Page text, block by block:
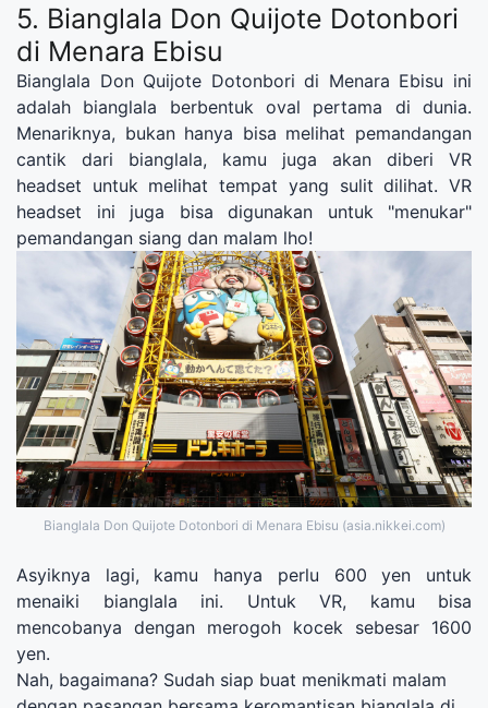
5. Bianglala Don Quijote Dotonbori
di Menara Ebisu
Bianglala Don Quijote Dotonbori di Menara Ebisu ini
adalah bianglala berbentuk oval pertama di dunia.
Menariknya, bukan hanya bisa melihat pemandangan
cantik dari bianglala, kamu juga akan diberi VR
headset untuk melihat tempat yang sulit dilihat. VR
headset ini juga bisa digunakan untuk "menukar"
pemandangan siang dan malam lho!
Bianglala Don Quijote Dotonbori di Menara Ebisu (asia.nikkei.com)
Asyiknya lagi, kamu hanya perlu 600 yen untuk
menaiki bianglala ini. Untuk VR, kamu bisa
mencobanya dengan merogoh kocek sebesar 1600
yen.
Nah, bagaimana? Sudah siap buat menikmati malam